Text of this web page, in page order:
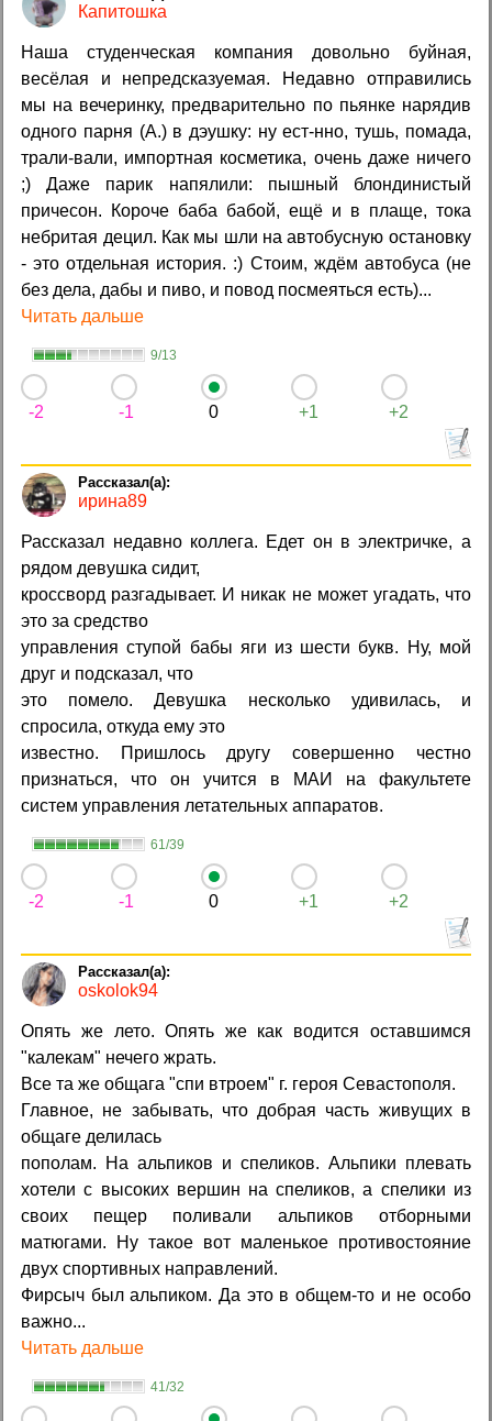
Капитошка
Наша студенческая компания довольно буйная,
весёлая и непредсказуемая. Недавно отправились
мы на вечеринку, предварительно по пьянке нарядив
одного парня (А.) в дэушку: ну ест-нно, тушь, помада,
трали-вали, импортная косметика, очень даже ничего
;) Даже парик напялили: пышный блондинистый
причесон. Короче баба бабой, ещё и в плаще, тока
небритая децил. Как мы шли на автобусную остановку
- это отдельная история. :) Стоим, ждём автобуса (не
без дела, дабы и пиво, и повод посмеяться есть)...
Читать дальше
9/13
-2 -1 0 +1 +2
ирина89
Рассказал недавно коллега. Едет он в электричке, а
рядом девушка сидит,
кроссворд разгадывает. И никак не может угадать, что
это за средство
управления ступой бабы яги из шести букв. Ну, мой
друг и подсказал, что
это помело. Девушка несколько удивилась, и
спросила, откуда ему это
известно. Пришлось другу совершенно честно
признаться, что он учится в МАИ на факультете
систем управления летательных аппаратов.
61/39
-2 -1 0 +1 +2
oskolok94
Опять же лето. Опять же как водится оставшимся
"калекам" нечего жрать.
Все та же общага "спи втроем" г. героя Севастополя.
Главное, не забывать, что добрая часть живущих в
общаге делилась
пополам. На альпиков и спеликов. Альпики плевать
хотели с высоких вершин на спеликов, а спелики из
своих пещер поливали альпиков отборными
матюгами. Ну такое вот маленькое противостояние
двух спортивных направлений.
Фирсыч был альпиком. Да это в общем-то и не особо
важно...
Читать дальше
41/32